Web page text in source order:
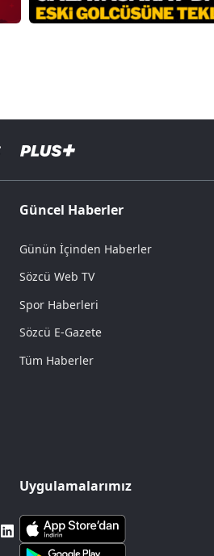
Güncel Haberler
Günün İçinden Haberler
Sözcü Web TV
Spor Haberleri
Sözcü E-Gazete
Tüm Haberler
Uygulamalarımız